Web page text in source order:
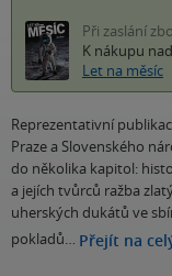
Při zaslání
K nákupu
Let na měsíc
Reprezentativní
Praze a Slovenského
do několika kapitol:
a jejích tvůrců ražba
uherských dukátů ve
pokladů… Přejít na